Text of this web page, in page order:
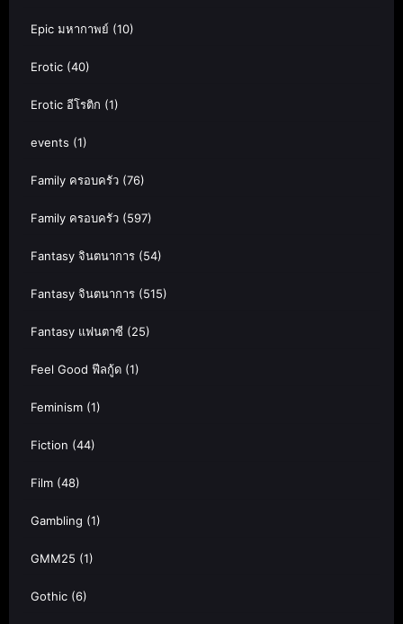
Epic มหากาพย์ (10)
Erotic (40)
Erotic อีโรติก (1)
events (1)
Family ครอบครัว (76)
Family ครอบครัว (597)
Fantasy จินตนาการ (54)
Fantasy จินตนาการ (515)
Fantasy แฟนตาซี (25)
Feel Good ฟีลกู้ด (1)
Feminism (1)
Fiction (44)
Film (48)
Gambling (1)
GMM25 (1)
Gothic (6)